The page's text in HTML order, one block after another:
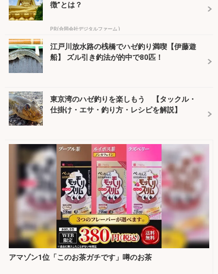
徴”とは？
PR(合同会社デジタルファーム )
江戸川放水路の桟橋でハゼ釣り満喫【伊藤遊
船】 ズル引き釣法が的中で80匹！
東京湾のハゼ釣りを楽しもう 【タックル・
仕掛け・エサ・釣り方・レシピを解説】
アマゾン1位「このお茶ガチです」噂のお茶